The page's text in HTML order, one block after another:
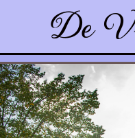
De